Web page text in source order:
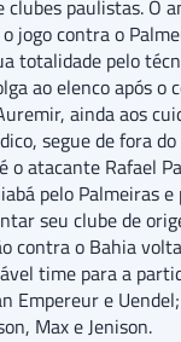
clubes paulistas. O
jogo contra o
totalidade pelo
ao elenco após o
ainda aos
segue de fora
o atacante Rafael
pelo Palmeiras
seu clube de
contra o Bahia
time para a
Empereur e
Max e Jenison.